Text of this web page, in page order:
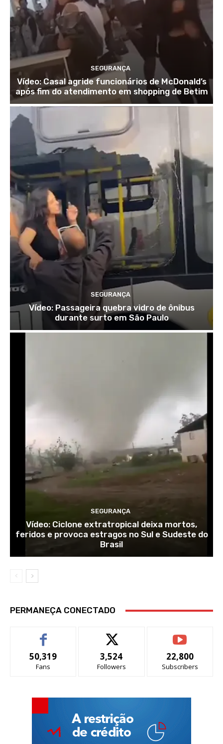
SEGURANÇA
Vídeo: Casal agride funcionários de McDonald’s
após fim do atendimento em shopping de Betim
SEGURANÇA
Vídeo: Passageira quebra vidro de ônibus
durante surto em São Paulo
SEGURANÇA
Vídeo: Ciclone extratropical deixa mortos,
feridos e provoca estragos no Sul e Sudeste do
Brasil
PERMANEÇA CONECTADO
50,319
Fans
3,524
Followers
22,800
Subscribers